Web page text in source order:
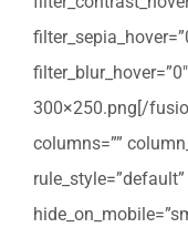
300×250.png[/
columns=””
rule_style=”default”